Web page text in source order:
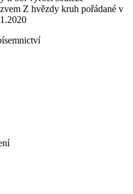
Z hvězdy kruh pořádané v